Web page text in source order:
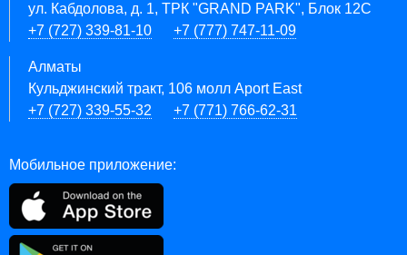
ул. Кабдолова, д. 1, ТРК "GRAND PARK", Блок 12C
+7 (727) 339-81-10
+7 (777) 747-11-09
Алматы
Кульджинский тракт, 106 молл Aport East
+7 (727) 339-55-32
+7 (771) 766-62-31
Мобильное приложение: